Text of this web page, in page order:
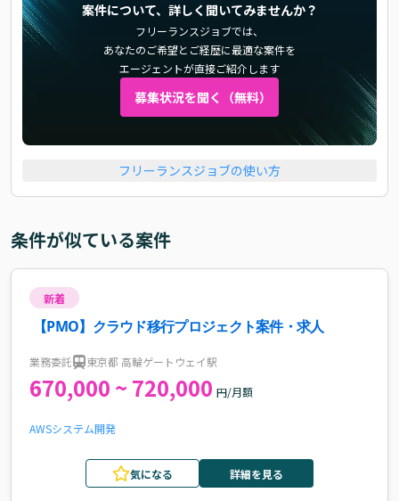
案件について、詳しく聞いてみませんか？
フリーランスジョブでは、
あなたのご希望とご経歴に最適な案件を
エージェントが直接ご紹介します
募集状況を聞く（無料）
フリーランスジョブの使い方
条件が似ている案件
新着
【PMO】クラウド移行プロジェクト案件・求人
業務委託 東京都 高輪ゲートウェイ駅
670,000 ~ 720,000 円/月額
AWSシステム開発
気になる 詳細を見る